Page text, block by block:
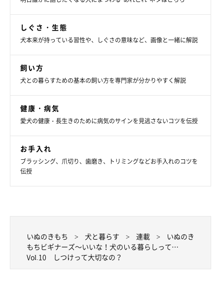
しぐさ・生態
犬本来が持っている習性や、しぐさの意味など、画像と一緒に解説
飼い方
犬との暮らすための基本の飼い方を専門家が分かりやすく解説
健康・病気
愛犬の健康・長生きのために病気のサインを見逃さないコツを伝授
お手入れ
ブラッシング、爪切り、歯磨き、トリミングなどお手入れのコツを
伝授
いぬのきもち 犬と暮らす 連載
いぬのき
もちビギナーズ～いいな！犬のいる暮らしって…
Vol.10 しつけって大切なの？